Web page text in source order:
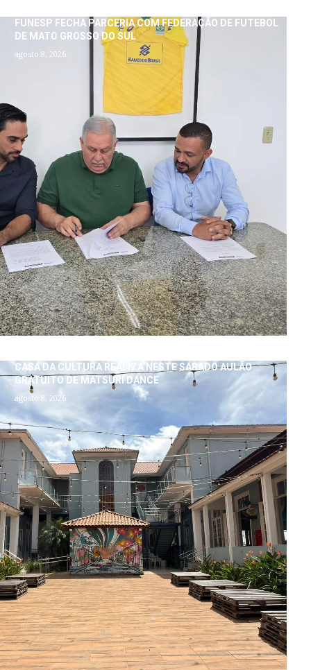
FUNESP FECHA PARCERIA COM FEDERAÇÃO DE FUTEBOL
DE MATO GROSSO DO SUL
agosto 8, 2026
CASA DA CULTURA REALIZA NESTE SÁBADO AULÃO
GRATUITO DE MATSURI DANCE
agosto 8, 2026